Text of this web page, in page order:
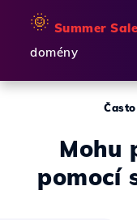
🌞 Summer Sale
domény
Mohu
pomocí